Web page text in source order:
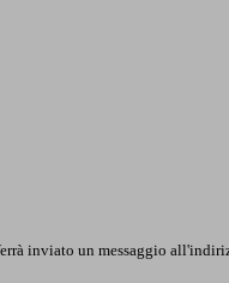
inviato un messaggio